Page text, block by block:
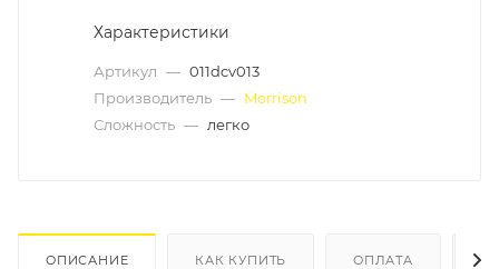
Характеристики
Артикул — 011dcv013
Производитель — Morrison
Сложность — легко
ОПИСАНИЕ КАК КУПИТЬ ОПЛАТА